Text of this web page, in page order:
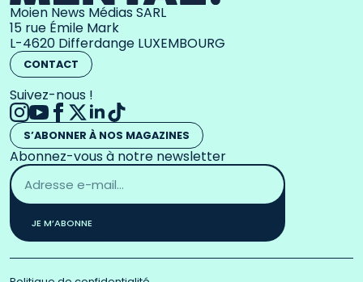
Moien News Médias SARL
15 rue Émile Mark
L-4620 Differdange LUXEMBOURG
CONTACT
Suivez-nous !
S’ABONNER À NOS MAGAZINES
Abonnez-vous à notre newsletter
Adresse
email
*
JE M’ABONNE